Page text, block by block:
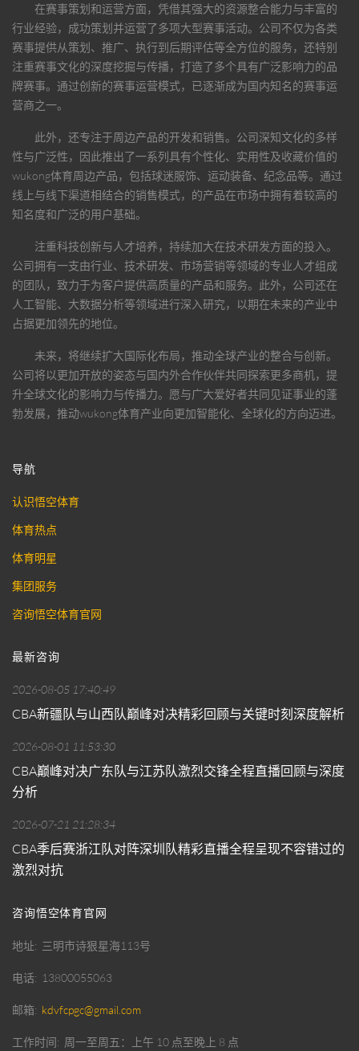
在赛事策划和运营方面，凭借其强大的资源整合能力与丰富的
行业经验，成功策划并运营了多项大型赛事活动。公司不仅为各类
赛事提供从策划、推广、执行到后期评估等全方位的服务，还特别
注重赛事文化的深度挖掘与传播，打造了多个具有广泛影响力的品
牌赛事。通过创新的赛事运营模式，已逐渐成为国内知名的赛事运
营商之一。
此外，还专注于周边产品的开发和销售。公司深知文化的多样
性与广泛性，因此推出了一系列具有个性化、实用性及收藏价值的
wukong体育周边产品，包括球迷服饰、运动装备、纪念品等。通过
线上与线下渠道相结合的销售模式，的产品在市场中拥有着较高的
知名度和广泛的用户基础。
注重科技创新与人才培养，持续加大在技术研发方面的投入。
公司拥有一支由行业、技术研发、市场营销等领域的专业人才组成
的团队，致力于为客户提供高质量的产品和服务。此外，公司还在
人工智能、大数据分析等领域进行深入研究，以期在未来的产业中
占据更加领先的地位。
未来，将继续扩大国际化布局，推动全球产业的整合与创新。
公司将以更加开放的姿态与国内外合作伙伴共同探索更多商机，提
升全球文化的影响力与传播力。愿与广大爱好者共同见证事业的蓬
勃发展，推动wukong体育产业向更加智能化、全球化的方向迈进。
导航
认识悟空体育
体育热点
体育明星
集团服务
咨询悟空体育官网
最新咨询
2026-08-05 17:40:49
CBA新疆队与山西队巅峰对决精彩回顾与关键时刻深度解析
2026-08-01 11:53:30
CBA巅峰对决广东队与江苏队激烈交锋全程直播回顾与深度
分析
2026-07-21 21:28:34
CBA季后赛浙江队对阵深圳队精彩直播全程呈现不容错过的
激烈对抗
咨询悟空体育官网
地址 三明市诗狠星海113号
电话 13800055063
邮箱 kdvfcpgc@gmail.com
工作时间 周一至周五：上午 10 点至晚上 8 点